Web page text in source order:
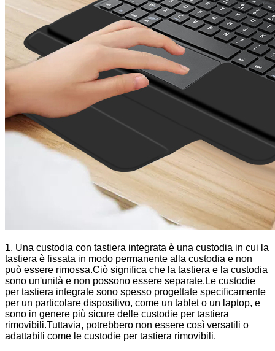
1. Una custodia con tastiera integrata è una custodia in cui la
tastiera è fissata in modo permanente alla custodia e non
può essere rimossa.Ciò significa che la tastiera e la custodia
sono un'unità e non possono essere separate.Le custodie
per tastiera integrate sono spesso progettate specificamente
per un particolare dispositivo, come un tablet o un laptop, e
sono in genere più sicure delle custodie per tastiera
rimovibili.Tuttavia, potrebbero non essere così versatili o
adattabili come le custodie per tastiera rimovibili.